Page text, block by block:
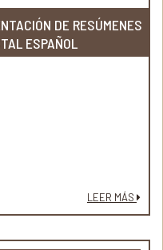
DE RESÚMENES
ESPAÑOL
LEER MÁS